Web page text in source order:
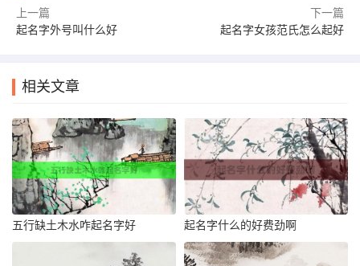
上一篇
起名字外号叫什么好
下一篇
起名字女孩范氏怎么起好
相关文章
五行缺土木水咋起名字好 起名字什么的好费劲啊